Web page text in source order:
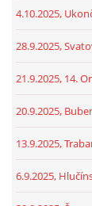
4.10.2025,
28.9.2025,
21.9.2025, 14.
20.9.2025,
13.9.2025,
6.9.2025,